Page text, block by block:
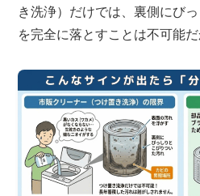
き洗浄）だけでは、裏側にび
を完全に落とすことは不可能だ